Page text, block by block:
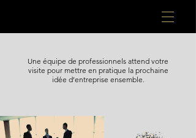
Une équipe de professionnels attend votre
visite pour mettre en pratique la prochaine
idée d’entreprise ensemble.